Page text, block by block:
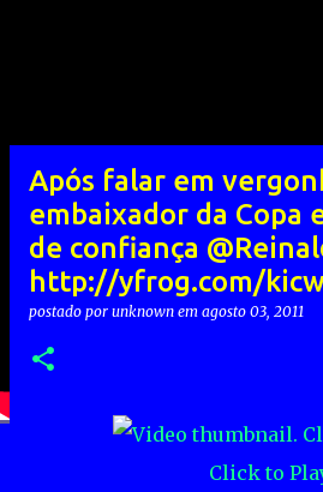
Após falar em
embaixador da Copa
de confiança
http://yfrog.com/
postado por unknown em agosto 03, 2011
Click to